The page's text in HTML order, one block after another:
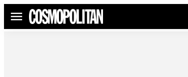
Menú